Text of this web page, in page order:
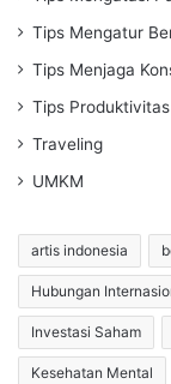
Tips Mengatur
Tips Menjaga
Tips
Traveling
UMKM
artis indonesia
Hubungan
Investasi Saham
Kesehatan Mental